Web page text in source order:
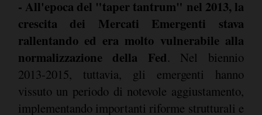
- All'epoca del "taper tantrum" nel 2013, la
crescita dei Mercati Emergenti stava
rallentando ed era molto vulnerabile alla
normalizzazione della Fed. Nel biennio
2013-2015, tuttavia, gli emergenti hanno
vissuto un periodo di notevole aggiustamento,
implementando importanti riforme strutturali e